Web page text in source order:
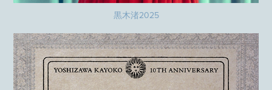
黒木渚2025